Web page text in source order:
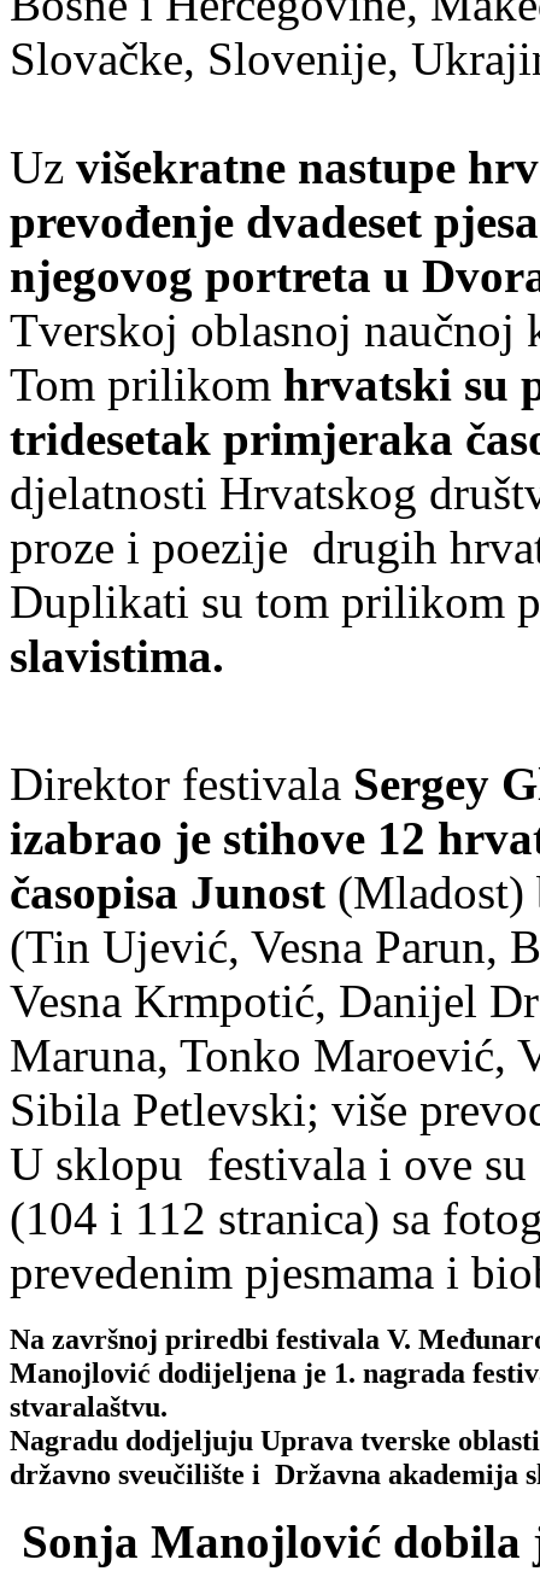
Slovačke, Slovenije,
Uz višekratne nastupe
prevođenje dvadeset
njegovog portreta u
Tverskoj oblasnoj
Tom prilikom hrvatski su
tridesetak primjeraka
djelatnosti Hrvatskog
proze i poezije drugih
Duplikati su tom prilikom
slavistima.
Direktor festivala Sergey
izabrao je stihove 12
časopisa Junost
(Tin Ujević, Vesna Parun,
Vesna Krmpotić, Danijel
Maruna, Tonko Maroević,
Sibila Petlevski; više
U sklopu festivala i ove
(104 i 112 stranica) sa
prevedenim pjesmama i
Na završnoj priredbi festivala V.
Manojlović dodijeljena je 1. nagrada
stvaralaštvu.
Nagradu dodjeljuju Uprava tverske
državno sveučilište i Državna akademija
Sonja Manojlović dobila